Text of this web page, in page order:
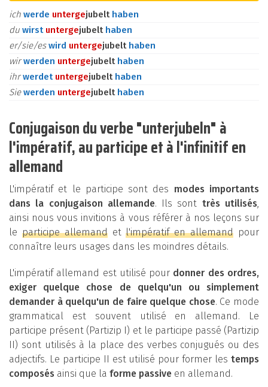
ich werde untergejubelt haben
du wirst untergejubelt haben
er/sie/eswird untergejubelt haben
wirwerden untergejubelt haben
ihrwerdet untergejubelt haben
Siewerden untergejubelt haben
Conjugaison du verbe "unterjubeln" à
l'impératif, au participe et à l'infinitif en
allemand
L'impératif et le participe sont des modes importants
dans la conjugaison allemande. Ils sont très utilisés,
ainsi nous vous invitions à vous référer à nos leçons sur
le participe allemandetl'impératif en allemand pour
connaître leurs usages dans les moindres détails.
L'impératif allemand est utilisé pour donner des ordres,
exiger quelque chose de quelqu'un ou simplement
demander à quelqu'un de faire quelque chose. Ce mode
grammatical est souvent utilisé en allemand. Le
participe présent (Partizip I) et le participe passé (Partizip
II) sont utilisés à la place des verbes conjugués ou des
adjectifs. Le participe II est utilisé pour former les temps
composés ainsi que la forme passive en allemand.